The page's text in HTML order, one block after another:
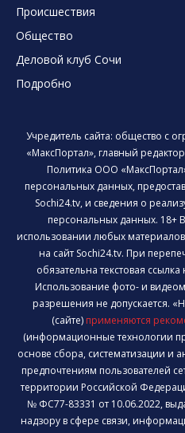
Происшествия
Общество
Деловой клуб Сочи
Подробно
Учредитель сайта: общество с
«МаксПортал», главный
Политика ООО
персональных данных,
Sochi24.tv, и сведения о
персональных данных. 18+
использовании любых
на сайт Sochi24.tv. При
обязательна текстовая
Использование фото- и
разрешения не допускается.
(сайте) применяются
(информационные технологии
основе сбора, систематизации и
предпочтениям пользователей
территории Российской
№ ФС77-83331 от 10.06.2022,
надзору в сфере связи,